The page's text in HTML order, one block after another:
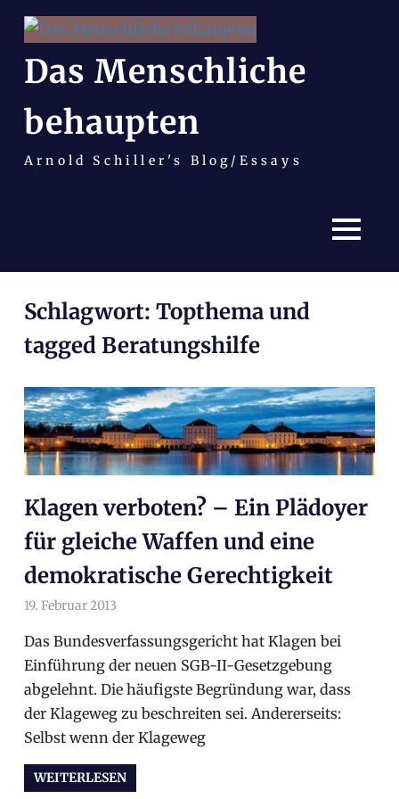
Inhalt
springen
Das Menschliche
behaupten
Arnold Schiller's Blog/Essays
MENÜ
Schlagwort: Topthema und
tagged Beratungshilfe
Klagen verboten? – Ein Plädoyer
für gleiche Waffen und eine
demokratische Gerechtigkeit
19. Februar 2013
Das Bundesverfassungsgericht hat Klagen bei
Einführung der neuen SGB-II-Gesetzgebung
abgelehnt. Die häufigste Begründung war, dass
der Klageweg zu beschreiten sei. Andererseits:
Selbst wenn der Klageweg
WEITERLESEN